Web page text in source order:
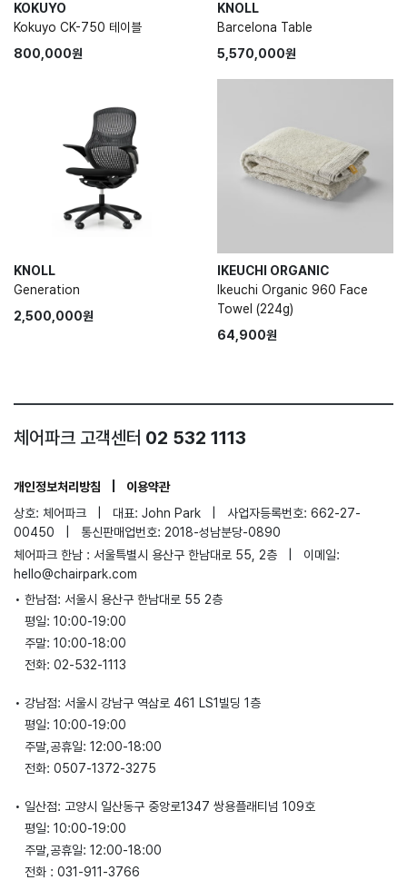
KOKUYO
Kokuyo CK-750 테이블
800,000원
KNOLL
Barcelona Table
5,570,000원
KNOLL
Generation
2,500,000원
IKEUCHI ORGANIC
Ikeuchi Organic 960 Face
Towel (224g)
64,900원
체어파크 고객센터 02 532 1113
개인정보처리방침
이용약관
상호: 체어파크
대표: John Park
사업자등록번호: 662-27-
00450
통신판매업번호: 2018-성남분당-0890
체어파크 한남 : 서울특별시 용산구 한남대로 55, 2층
이메일:
hello@chairpark.com
• 한남점: 서울시 용산구 한남대로 55 2층
평일: 10:00-19:00
주말: 10:00-18:00
전화: 02-532-1113
• 강남점: 서울시 강남구 역삼로 461 LS1빌딩 1층
평일: 10:00-19:00
주말,공휴일: 12:00-18:00
전화: 0507-1372-3275
• 일산점: 고양시 일산동구 중앙로1347 쌍용플래티넘 109호
평일: 10:00-19:00
주말,공휴일: 12:00-18:00
전화 : 031-911-3766